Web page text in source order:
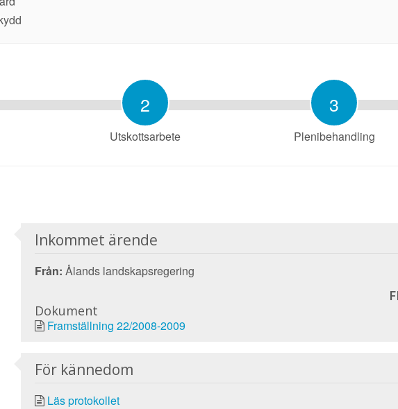
2
Utskottsarbete
3
Plenibehandling
Inkommet ärende
Från: Ålands landskapsregering
Dokument
Framställning 22/2008-2009
För kännedom
Läs protokollet